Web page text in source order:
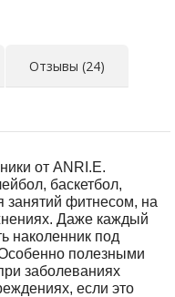
Отзывы (24)
от ANRI.E.
баскетбол,
занятий фитнесом, на
Даже каждый
наколенник под
полезными
заболеваниях
если это